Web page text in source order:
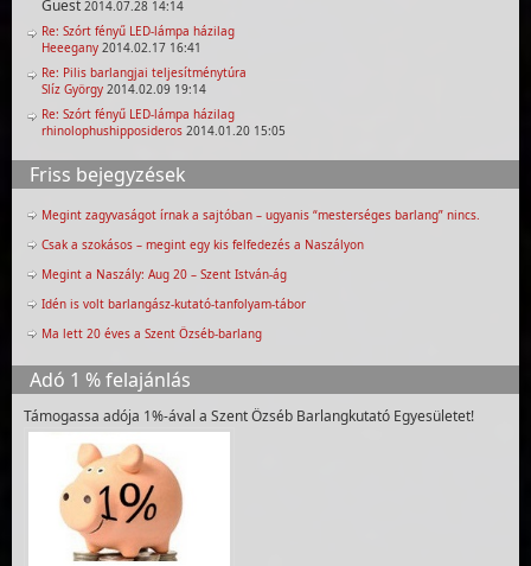
Guest 2014.07.28 14:14
Re: Szórt fényű LED-lámpa házilag
Heeegany 2014.02.17 16:41
Re: Pilis barlangjai teljesítménytúra
Slíz György 2014.02.09 19:14
Re: Szórt fényű LED-lámpa házilag
rhinolophushipposideros 2014.01.20 15:05
Friss bejegyzések
Megint zagyvaságot írnak a sajtóban – ugyanis “mesterséges barlang” nincs.
Csak a szokásos – megint egy kis felfedezés a Naszályon
Megint a Naszály: Aug 20 – Szent István-ág
Idén is volt barlangász-kutató-tanfolyam-tábor
Ma lett 20 éves a Szent Özséb-barlang
Adó 1 % felajánlás
Támogassa adója 1%-ával a Szent Özséb Barlangkutató Egyesületet!